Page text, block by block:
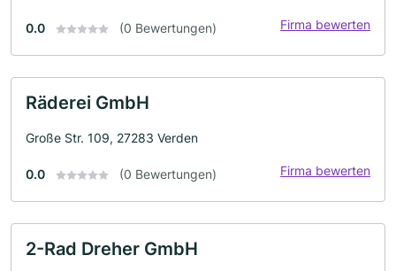
0.0 (0 Bewertungen) Firma bewerten
Räderei GmbH
Große Str. 109, 27283 Verden
0.0 (0 Bewertungen) Firma bewerten
2-Rad Dreher GmbH